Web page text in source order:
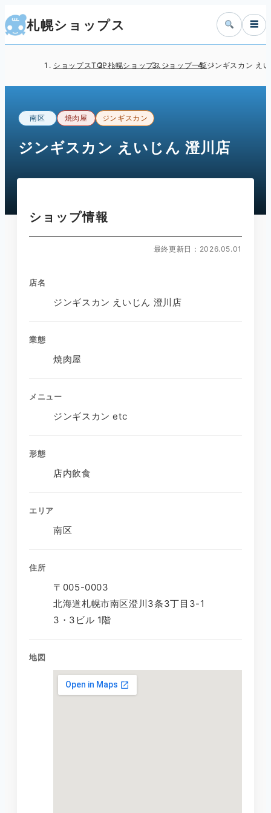
札幌ショップス ☰
ショップスTOP札幌ショップス ショップ一覧ジンギスカン え
南区 焼肉屋 ジンギスカン
ジンギスカン えいじん 澄川店
ショップ情報
最終更新日：2026.05.01
店名
ジンギスカン えいじん 澄川店
業態
焼肉屋
メニュー
ジンギスカン etc
形態
店内飲食
エリア
南区
住所
〒005-0003
北海道札幌市南区澄川3条3丁目3-1
3・3ビル 1階
地図